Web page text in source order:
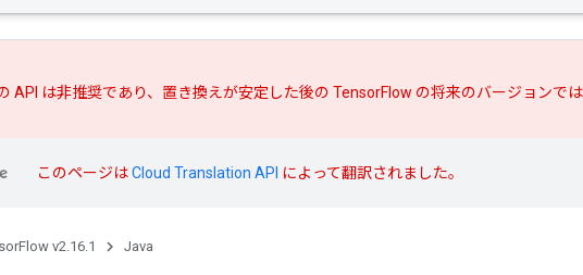
API は非推奨であり、 置き換えが安定した後の TensorFlow の将来のバージョンで
このページはCloud Translation API によって翻訳されました。
v2.16.1 Java